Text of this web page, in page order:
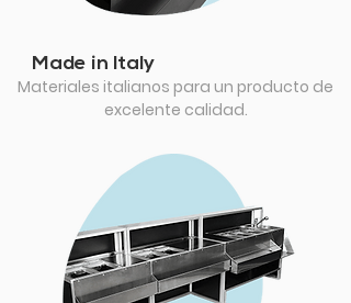
Made in Italy
Materiales italianos para un producto de
excelente calidad.